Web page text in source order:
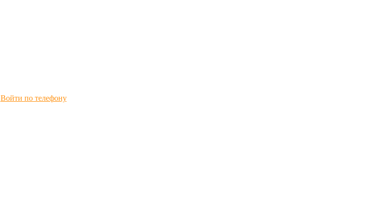
Войти по телефону